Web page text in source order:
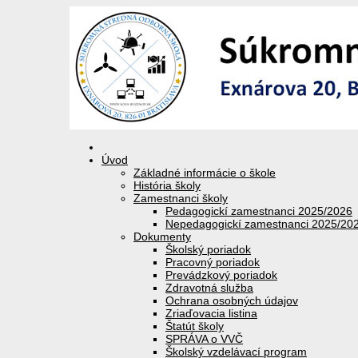
Úvod
Základné informácie o škole
História školy
Zamestnanci školy
Pedagogickí zamestnanci 2025/2026
Nepedagogickí zamestnanci 2025/
Dokumenty
Školský poriadok
Pracovný poriadok
Prevádzkový poriadok
Zdravotná služba
Ochrana osobných údajov
Zriaďovacia listina
Štatút školy
SPRÁVA o VVČ
Školský vzdelávací program